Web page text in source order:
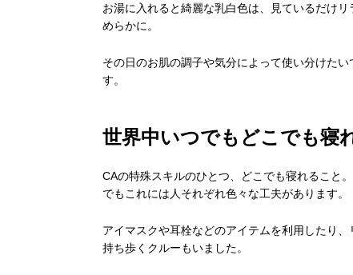
お湯に入れると綺麗な乳白色は、見ているだけ
めらかに。
その日のお肌の調子や気分によって使い分けた
す。
世界中いつでもどこでも寝
CAの特殊スキルのひとつ、どこでも寝れること。
でもこれには人それぞれ色々な工夫があります。
アイマスクや耳栓などのアイテムを利用したり
持ち歩くクルーもいました。